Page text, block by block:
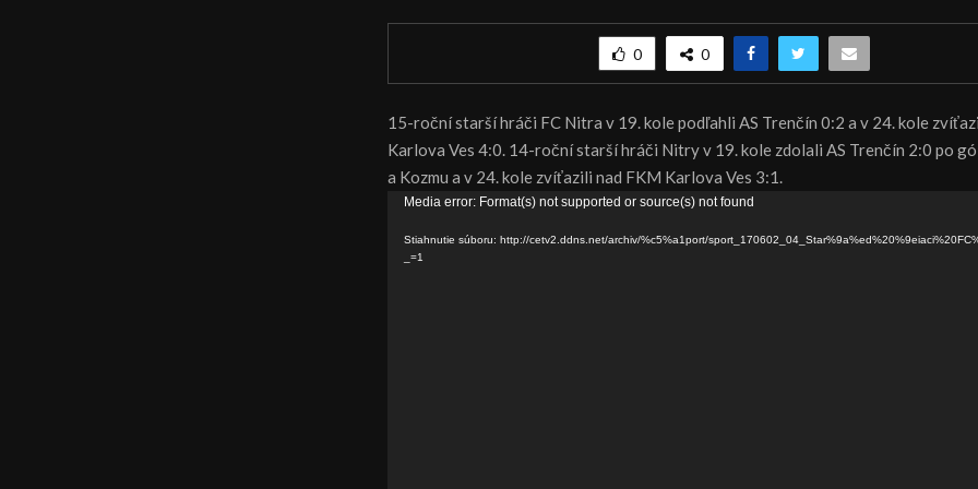
0 0
15-roční starší hráči FC Nitra v 19. kole podľahli AS Trenčín 0:2 a v 24. kole
Karlova Ves 4:0. 14-roční starší hráči Nitry v 19. kole zdolali AS Trenčín 2:0 po
a Kozmu a v 24. kole zvíťazili nad FKM Karlova Ves 3:1.
Media error: Format(s) not supported or source(s) not found
Stiahnutie súboru: http://cetv2.ddns.net/archiv/%c5%a1port/
_=1